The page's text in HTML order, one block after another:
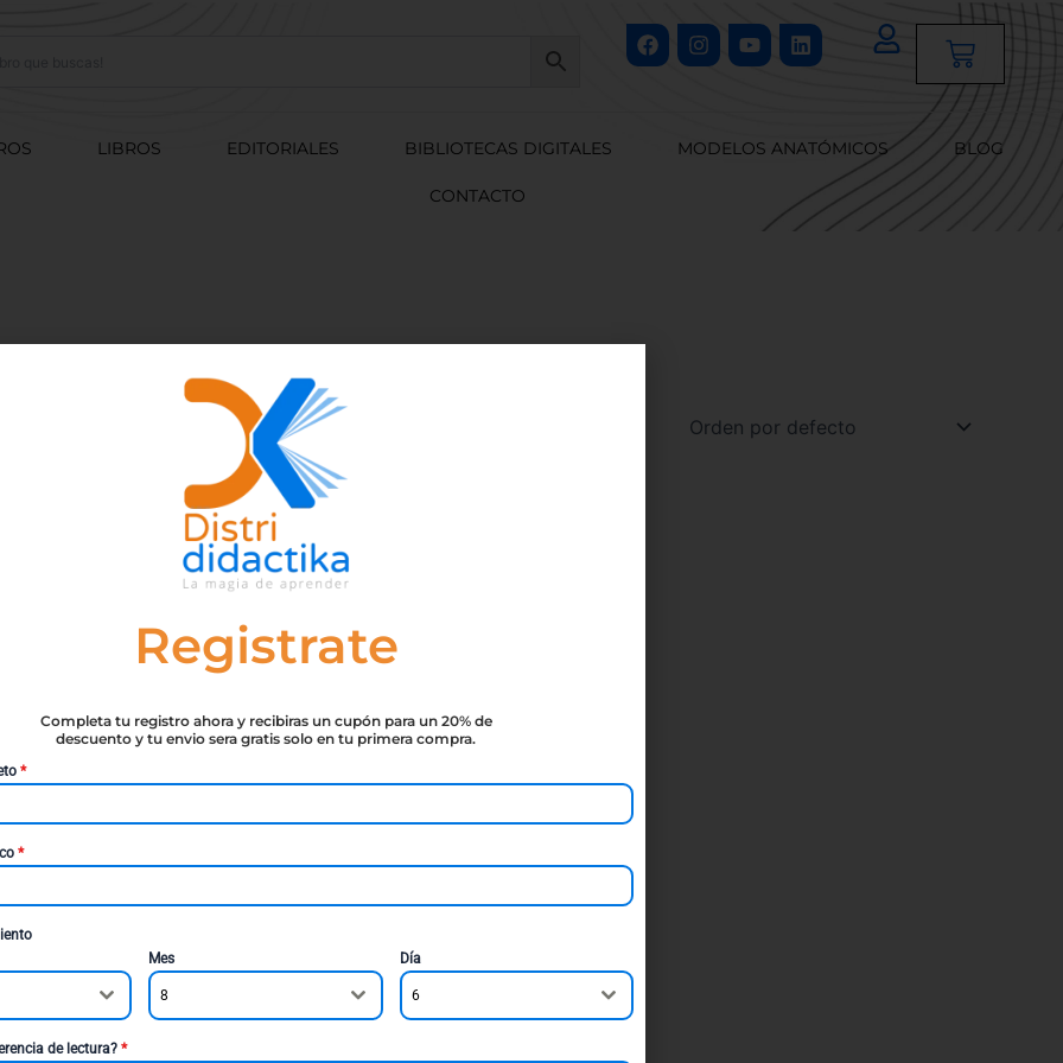
FacebookInstagram
YoutubeLinkedin
Cart
LIBROS EDITORIALES BIBLIOTECAS DIGITALES MODELOS ANATÓMICOS BLOG
CONTACTO
Registrate
Completa tu registro ahora y recibiras un cupón para un 20% de
descuento y tu envio sera gratis solo en tu primera compra.
*
*
Mes
8
Día
6
de lectura? *